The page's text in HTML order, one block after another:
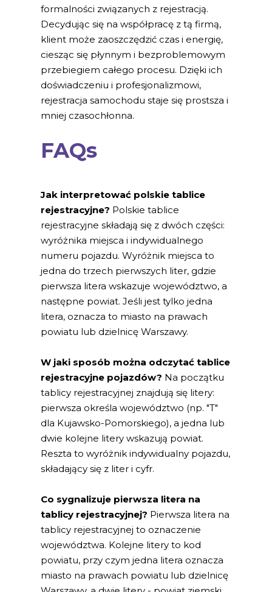
formalności związanych z rejestracją.
Decydując się na współpracę z tą firmą,
klient może zaoszczędzić czas i energię,
ciesząc się płynnym i bezproblemowym
przebiegiem całego procesu. Dzięki ich
doświadczeniu i profesjonalizmowi,
rejestracja samochodu staje się prostsza i
mniej czasochłonna.
FAQs
Jak interpretować polskie tablice
rejestracyjne? Polskie tablice
rejestracyjne składają się z dwóch części:
wyróżnika miejsca i indywidualnego
numeru pojazdu. Wyróżnik miejsca to
jedna do trzech pierwszych liter, gdzie
pierwsza litera wskazuje województwo, a
następne powiat. Jeśli jest tylko jedna
litera, oznacza to miasto na prawach
powiatu lub dzielnicę Warszawy.
W jaki sposób można odczytać tablice
rejestracyjne pojazdów? Na początku
tablicy rejestracyjnej znajdują się litery:
pierwsza określa województwo (np. "T"
dla Kujawsko-Pomorskiego), a jedna lub
dwie kolejne litery wskazują powiat.
Reszta to wyróżnik indywidualny pojazdu,
składający się z liter i cyfr.
Co sygnalizuje pierwsza litera na
tablicy rejestracyjnej? Pierwsza litera na
tablicy rejestracyjnej to oznaczenie
województwa. Kolejne litery to kod
powiatu, przy czym jedna litera oznacza
miasto na prawach powiatu lub dzielnicę